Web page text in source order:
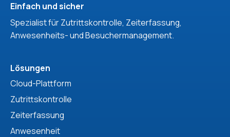
Einfach und sicher
Spezialist für Zutrittskontrolle, Zeiterfassung,
Anwesenheits- und Besuchermanagement.
Lösungen
Cloud-Plattform
Zutrittskontrolle
Zeiterfassung
Anwesenheit